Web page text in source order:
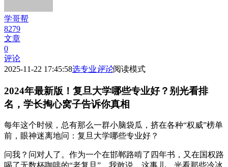
学哥帮
8279
文章
0
评论
2025-11-22 17:45:58选专业评论阅读模式
2024年最新版！复旦大学哪些专业好？别光看排
名，学长掏心窝子告诉你真相
每年这个时候，总有那么一群小脑袋瓜，挤在各种“权威”榜单
前，眼神迷离地问：复旦大学哪些专业好？
问我？问对人了。作为一个在邯郸路啃了四年书，又在国权路